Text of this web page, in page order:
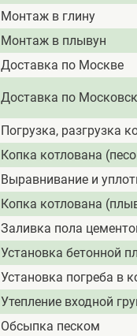
Монтаж в глину
Монтаж в плывун
Доставка по Москве
Доставка по
Погрузка, разгрузка
Копка котлована
Выравнивание и
Копка котлована
Заливка пола
Установка бетонной
Установка погреба в
Утепление входной
Обсыпка песком